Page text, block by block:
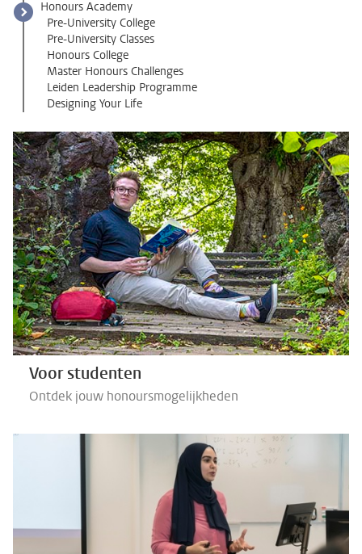
Honours Academy
Pre-University College
Pre-University Classes
Honours College
Master Honours Challenges
Leiden Leadership Programme
Designing Your Life
Voor studenten
Ontdek jouw honoursmogelijkheden